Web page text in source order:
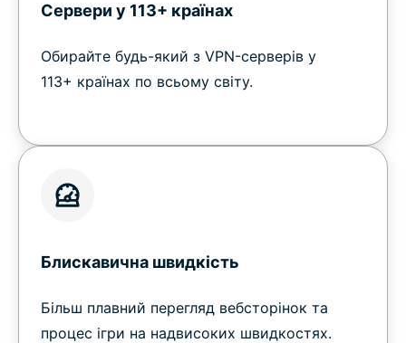
Сервери у 113+ країнах
Обирайте будь-який з VPN-серверів у
113+ країнах по всьому світу.
Блискавична швидкість
Більш плавний перегляд вебсторінок та
процес ігри на надвисоких швидкостях.